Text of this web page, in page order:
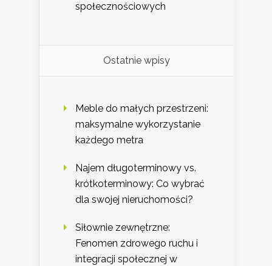
społecznościowych
Ostatnie wpisy
Meble do małych przestrzeni:
maksymalne wykorzystanie
każdego metra
Najem długoterminowy vs.
krótkoterminowy: Co wybrać
dla swojej nieruchomości?
Siłownie zewnętrzne:
Fenomen zdrowego ruchu i
integracji społecznej w